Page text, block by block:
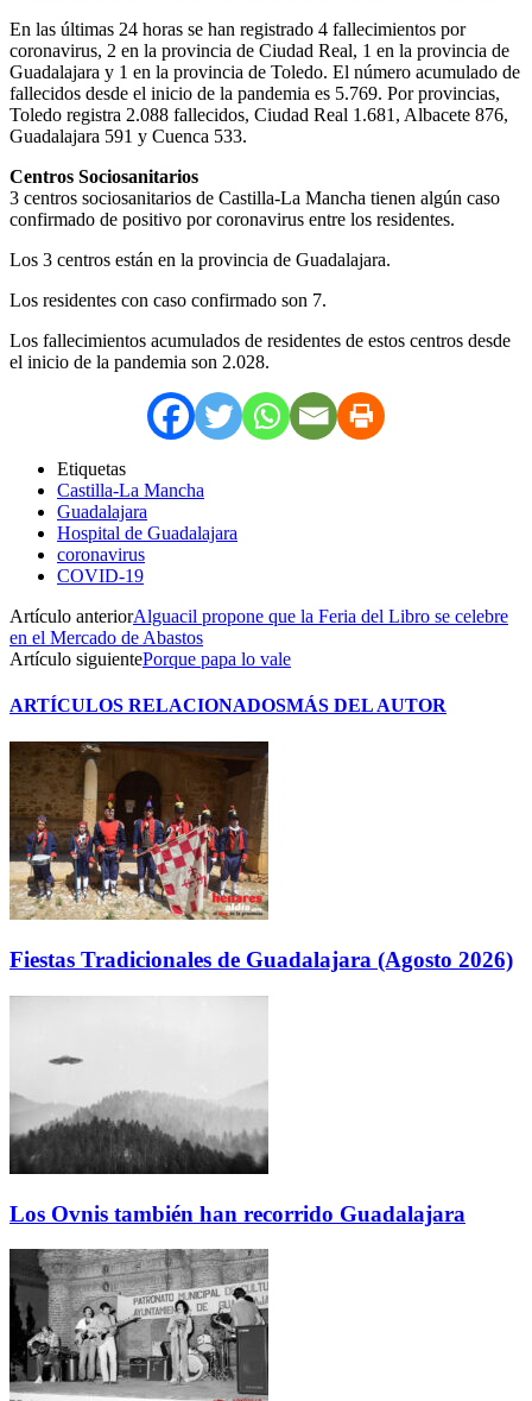
En las últimas 24 horas se han registrado 4 fallecimientos por
coronavirus, 2 en la provincia de Ciudad Real, 1 en la provincia de
Guadalajara y 1 en la provincia de Toledo. El número acumulado de
fallecidos desde el inicio de la pandemia es 5.769. Por provincias,
Toledo registra 2.088 fallecidos, Ciudad Real 1.681, Albacete 876,
Guadalajara 591 y Cuenca 533.
Centros Sociosanitarios
3 centros sociosanitarios de Castilla-La Mancha tienen algún caso
confirmado de positivo por coronavirus entre los residentes.
Los 3 centros están en la provincia de Guadalajara.
Los residentes con caso confirmado son 7.
Los fallecimientos acumulados de residentes de estos centros desde
el inicio de la pandemia son 2.028.
Etiquetas
Castilla-La Mancha
Guadalajara
Hospital de Guadalajara
coronavirus
COVID-19
Artículo anteriorAlguacil propone que la Feria del Libro se celebre
en el Mercado de Abastos
Artículo siguientePorque papa lo vale
ARTÍCULOS RELACIONADOSMÁS DEL AUTOR
Fiestas Tradicionales de Guadalajara (Agosto 2026)
Los Ovnis también han recorrido Guadalajara